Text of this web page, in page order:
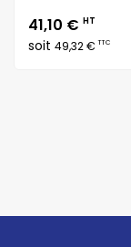
Prix
41,10 € HT
soit 49,32 €TTC